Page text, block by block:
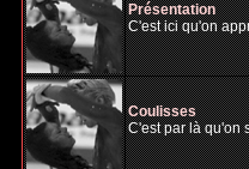
Présentation
C'est ici qu'on
Coulisses
C'est par là qu'on